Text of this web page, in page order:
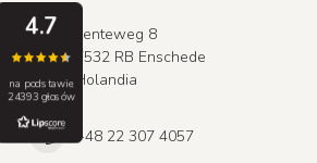
4.7
na podstawie
24393 głosów
Lenteweg 8
7532 RB Enschede
Holandia
+48 22 307 4057